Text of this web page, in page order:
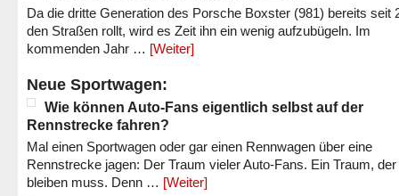
Da die dritte Generation des Porsche Boxster (981) bereits seit
den Straßen rollt, wird es Zeit ihn ein wenig aufzubügeln. Im
kommenden Jahr … [Weiter]
Neue Sportwagen:
Wie können Auto-Fans eigentlich selbst auf der
Rennstrecke fahren?
Mal einen Sportwagen oder gar einen Rennwagen über eine
Rennstrecke jagen: Der Traum vieler Auto-Fans. Ein Traum,
bleiben muss. Denn … [Weiter]